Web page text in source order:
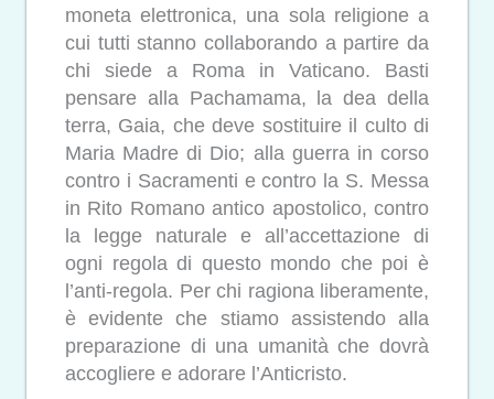
moneta elettronica, una sola religione a
cui tutti stanno collaborando a partire da
chi siede a Roma in Vaticano. Basti
pensare alla Pachamama, la dea della
terra, Gaia, che deve sostituire il culto di
Maria Madre di Dio; alla guerra in corso
contro i Sacramenti e contro la S. Messa
in Rito Romano antico apostolico, contro
la legge naturale e all’accettazione di
ogni regola di questo mondo che poi è
l’anti-regola. Per chi ragiona liberamente,
è evidente che stiamo assistendo alla
preparazione di una umanità che dovrà
accogliere e adorare l’Anticristo.